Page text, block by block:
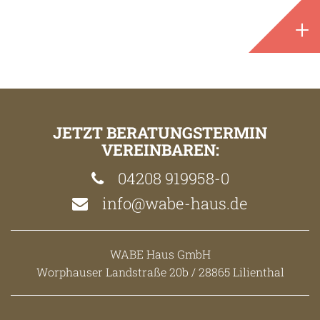
+
JETZT BERATUNGSTERMIN
VEREINBAREN:
04208 919958-0
info@wabe-haus.de
WABE Haus GmbH
Worphauser Landstraße 20b / 28865 Lilienthal